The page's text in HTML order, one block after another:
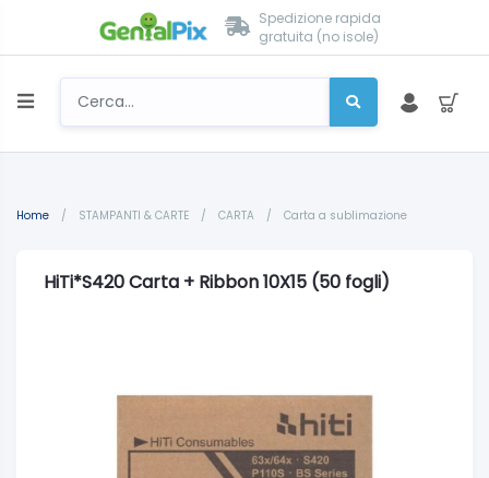
Spedizione rapida
gratuita (no isole)
Home / STAMPANTI & CARTE / CARTA / Carta a sublimazione
HiTi*S420 Carta + Ribbon 10X15 (50 fogli)